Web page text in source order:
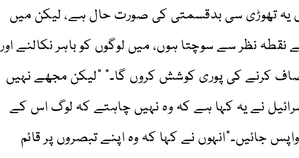
یہ تھوڑی سی بدقسمتی کی صورت حال ہے، لیکن میں
نقطہ نظر سے سوچتا ہوں، میں لوگوں کو باہر نکالنے اور
کرنے کی پوری کوشش کروں گا۔” "لیکن مجھے نہیں
نے یہ کہا ہے کہ وہ نہیں چاہتے کہ لوگ اس کے
جائیں۔”انہوں نے کہا کہ وہ اپنے تبصروں پر قائم